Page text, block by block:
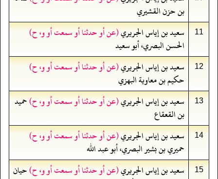
بن حزن القشيري
11 سعيد بن إياس الجريري(عن أو حدثنا أو سمعت أو و، ح)
الحسن البصري، أبو سعيد
12 سعيد بن إياس الجريري(عن أو حدثنا أو سمعت أو و، ح)
حكيم بن معاوية البهزي
13 سعيد بن إياس الجريري(عن أو حدثنا أو سمعت أو و، ح)حميد
بن القعقاع
14 سعيد بن إياس الجريري(عن أو حدثنا أو سمعت أو و، ح)
حميري بن بشير البصري، أبو عبد الله
15 سعيد بن إياس الجريري(عن أو حدثنا أو سمعت أو و، ح)حيان